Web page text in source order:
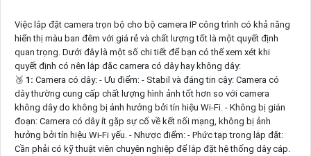
Việc lắp đặt camera trọn bộ cho bộ camera IP công trình có khả năng
hiển thị màu ban đêm với giá rẻ và chất lượng tốt là một quyết định
quan trọng. Dưới đây là một số chi tiết để bạn có thể xem xét khi
quyết định có nên lắp đặc camera có dây hay không dây:
🥉 1: Camera có dây: - Ưu điểm: - Stabil và đáng tin cậy: Camera có
dây thường cung cấp chất lượng hình ảnh tốt hơn so với camera
không dây do không bị ảnh hưởng bởi tín hiệu Wi-Fi. - Không bị gián
đoạn: Camera có dây ít gặp sự cố về kết nối mạng, không bị ảnh
hưởng bởi tín hiệu Wi-Fi yếu. - Nhược điểm: - Phức tạp trong lắp đặt:
Cần phải có kỹ thuật viên chuyên nghiệp để lắp đặt hệ thống dây cáp.